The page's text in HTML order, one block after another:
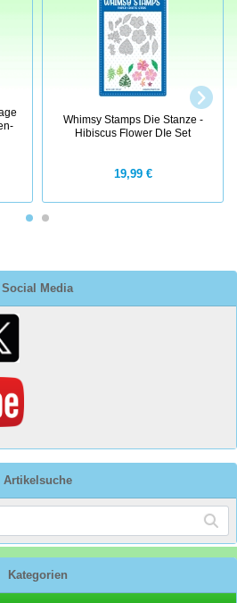
Social Media
Artikelsuche
Kategorien
Whimsy Stamps Die Stanze -
Hibiscus Flower DIe Set
19,99 €